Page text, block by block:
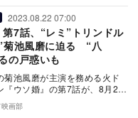
2023.08.22 07:00
第7話、“レミ”トリンドル
菊池風磨に迫る “八
の戸惑いも
菊池風磨が主演を務める火ド
ウソ婚』の第7話が、8月22
ンテレ・フジテレビ系で放
画部